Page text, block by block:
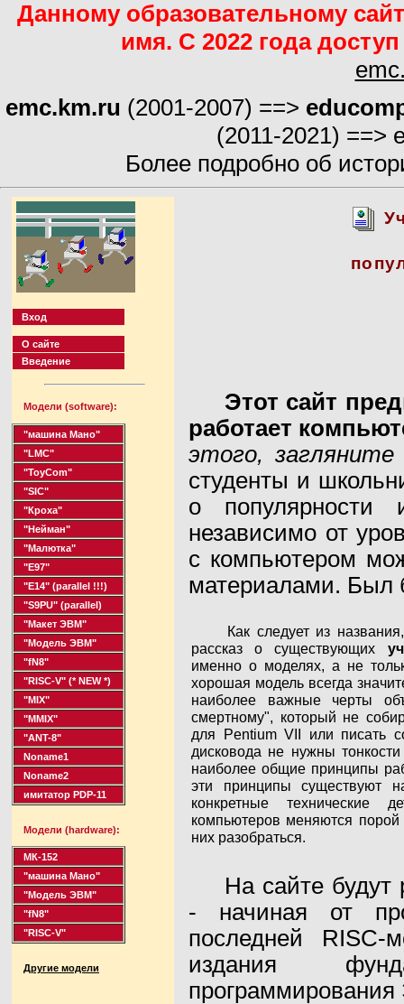
Данному образовательному
имя. С 2022 года
emc.km.ru (2001-2007) ==>
(2011-2021) ==>
Более подробно об
Вход
О сайте
Введение
Модели (software):
"машина Мано"
"LMC"
"ToyCom"
"SIC"
"Кроха"
"Нейман"
"Малютка"
"Е97"
"Е14" (parallel !!!)
"S9PU" (parallel)
"Макет ЭВМ"
"Модель ЭВМ"
"fN8"
"RISC-V" (* NEW *)
"MIX"
"MMIX"
"ANT-8"
Noname1
Noname2
имитатор PDP-11
Модели (hardware):
МК-152
"машина Мано"
"Модель ЭВМ"
"fN8"
"RISC-V"
Другие модели
Этот сайт
работает
этого,
студенты и
о популярности
независимо от
с компьютером
материалами. Был
Как следует из
рассказ о существующих
именно о моделях, а не
хорошая модель всегда
наиболее важные черты
смертному", который не
для Pentium VII или писать
дисковода не нужны
наиболее общие принципы
эти принципы существуют
конкретные технические
компьютеров меняются
них разобраться.
На сайте
- начиная от
последней
издания